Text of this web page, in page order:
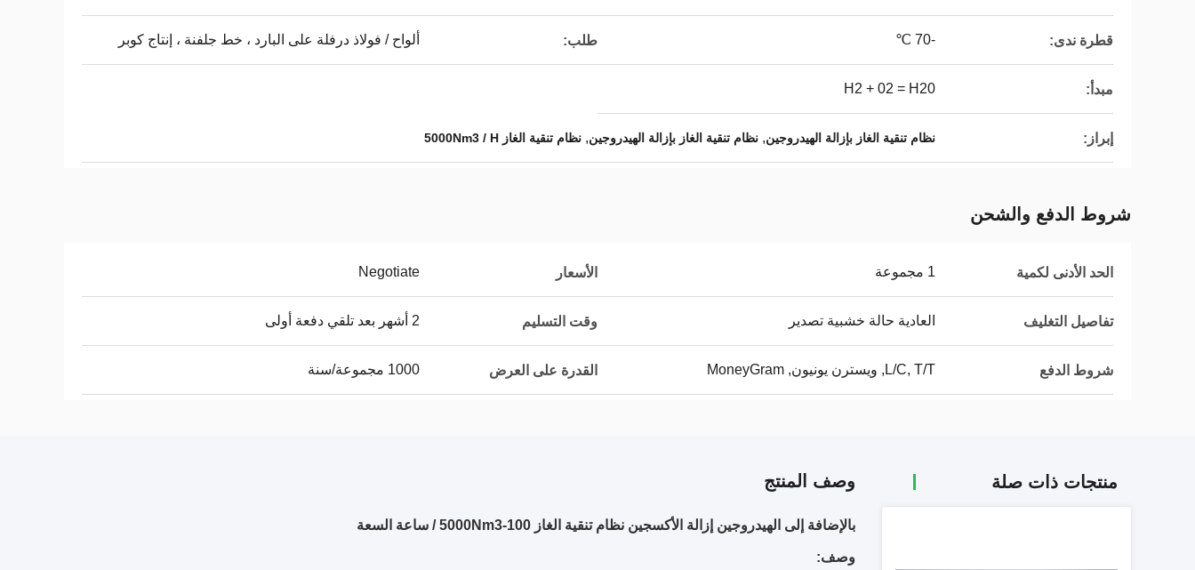
قطرة ندى: -70 ℃ طلب: ألواح / فولاذ درفلة على البارد ، خط جلفنة ، إنتاج كوبر
مبدأ: H2 + 02 = H20
إبراز: نظام تنقية الغاز بإزالة الهيدروجين, نظام تنقية الغاز بإزالة الهيدروجين, نظام تنقية الغاز 5000Nm3 / H
شروط الدفع والشحن
الحد الأدنى لكمية 1 مجموعة الأسعار Negotiate
تفاصيل التغليف العادية حالة خشبية تصدير وقت التسليم 2 أشهر بعد تلقي دفعة أولى
شروط الدفع L/C, T/T, ويسترن يونيون, MoneyGram القدرة على العرض 1000 مجموعة/سنة
منتجات ذات صلة وصف المنتج
بالإضافة إلى الهيدروجين إزالة الأكسجين نظام تنقية الغاز 100-5000Nm3 / ساعة السعة
وصف: